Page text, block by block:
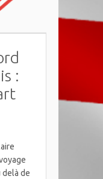
:
delà de